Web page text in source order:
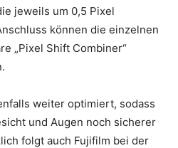
jeweils um 0,5 Pixel
können die einzelnen
„Pixel Shift Combiner“
weiter optimiert, sodass
und Augen noch sicherer
folgt auch Fujifilm bei der